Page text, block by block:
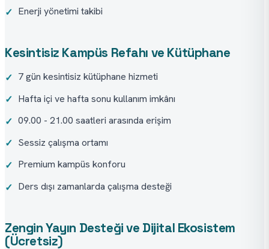
✓ Enerji yönetimi takibi
Kesintisiz Kampüs Refahı ve Kütüphane
✓ 7 gün kesintisiz kütüphane hizmeti
✓ Hafta içi ve hafta sonu kullanım imkânı
✓ 09.00 - 21.00 saatleri arasında erişim
✓ Sessiz çalışma ortamı
✓ Premium kampüs konforu
✓ Ders dışı zamanlarda çalışma desteği
Zengin Yayın Desteği ve Dijital Ekosistem
(Ücretsiz)